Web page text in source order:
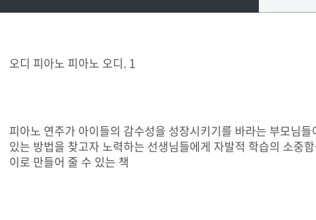
오디 피아노 피아노 오디. 1
피아노 연주가 아이들의 감수성을 성장시키기를 바라는 부모님
있는 방법을 찾고자 노력하는 선생님들에게 자발적 학습의 소중
이로 만들어 줄 수 있는 책